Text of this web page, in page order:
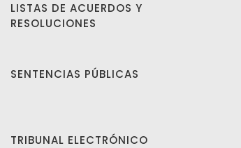
LISTAS DE ACUERDOS Y
RESOLUCIONES
SENTENCIAS PÚBLICAS
TRIBUNAL ELECTRÓNICO